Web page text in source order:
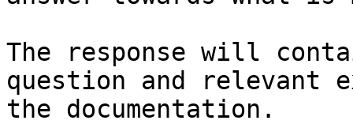
The response will
question and relevant
the documentation.